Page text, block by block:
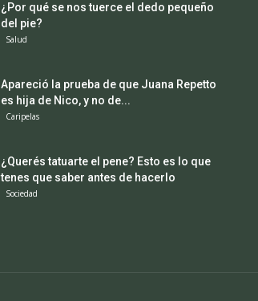
¿Por qué se nos tuerce el dedo pequeño
del pie?
Salud
Apareció la prueba de que Juana Repetto
es hija de Nico, y no de...
Caripelas
¿Querés tatuarte el pene? Esto es lo que
tenes que saber antes de hacerlo
Sociedad